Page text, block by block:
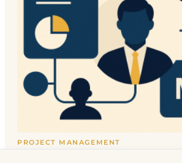
PROJECT MANAGEMENT